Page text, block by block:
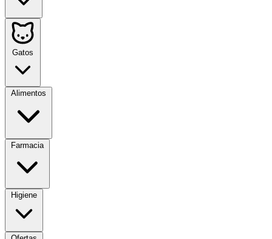
Gatos
Alimentos
Farmacia
Higiene